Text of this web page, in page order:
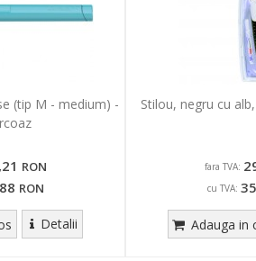
(tip M - medium) -
RON
RON
Detalii
Stilou, negru cu
fara TVA:
cu TVA:
Adauga in